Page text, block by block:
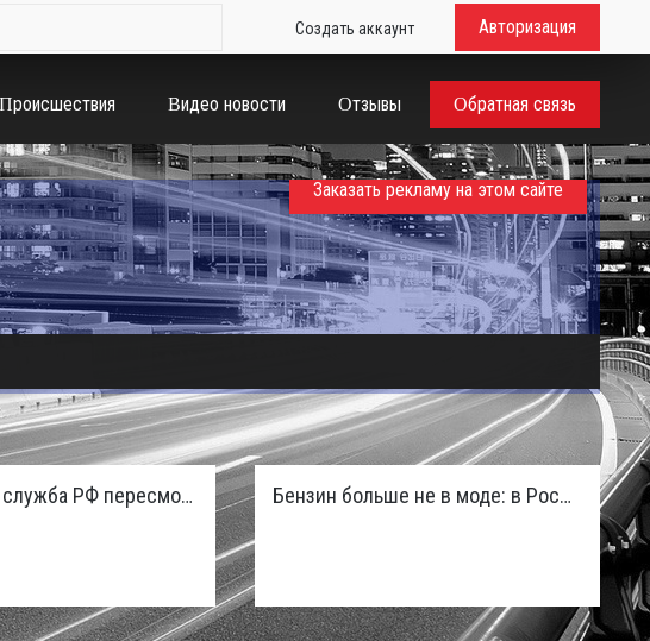
Создать аккаунт Авторизация
Происшествия Видео новости Отзывы Обратная связь
Заказать рекламу на этом сайте
Таможенная служба РФ пересмотрела правила ввоза машин из ЕАЭС и начисляет пени покупателям Бензин больше не в моде: в России зафиксирован взрывной отказ от двигателей внутреннего сгорания